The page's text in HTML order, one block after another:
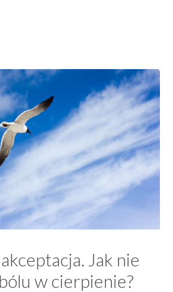
Jak nie
w cierpienie?